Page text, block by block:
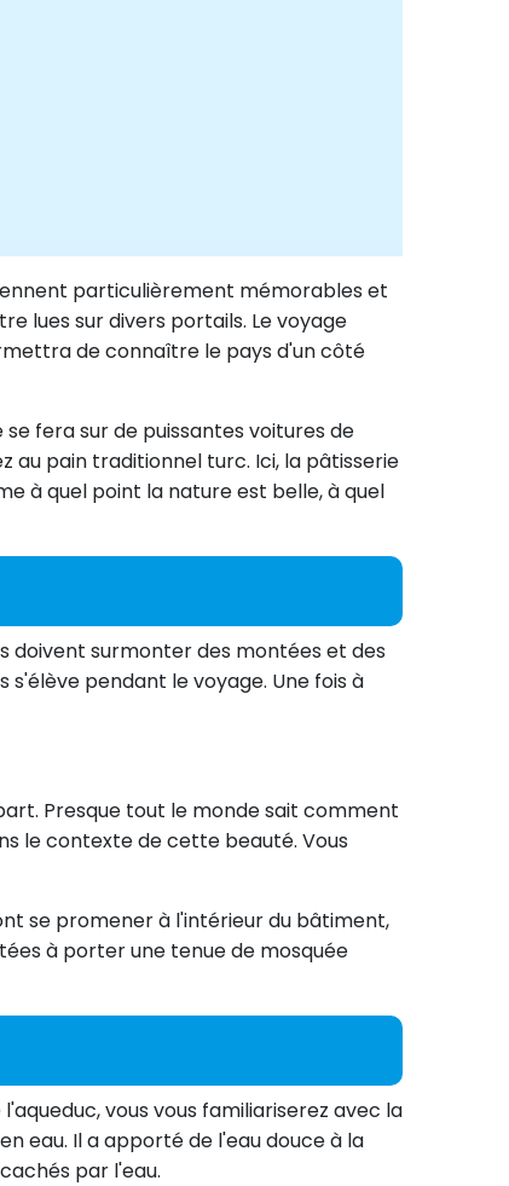
particulièrement mémorables et
lues sur divers portails. Le voyage
de connaître le pays d'un côté
fera sur de puissantes voitures de
au pain traditionnel turc. Ici, la pâtisserie
à quel point la nature est belle, à quel
doivent surmonter des montées et des
pendant le voyage. Une fois à
Presque tout le monde sait comment
le contexte de cette beauté. Vous
se promener à l'intérieur du bâtiment,
à porter une tenue de mosquée
vous vous familiariserez avec la
eau. Il a apporté de l'eau douce à la
par l'eau.